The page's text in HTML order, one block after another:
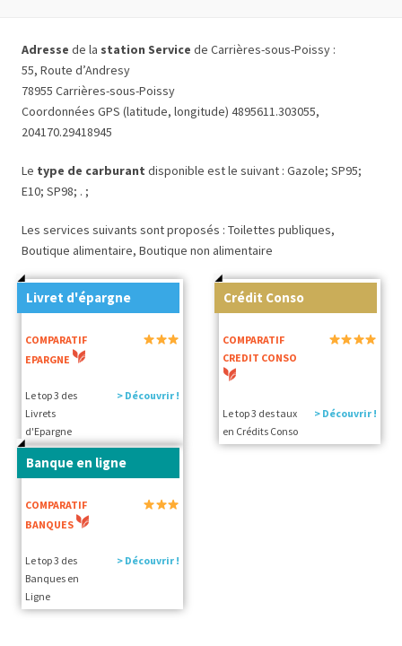
Adresse de la station Service de Carrières-sous-Poissy :
55, Route d’Andresy
78955 Carrières-sous-Poissy
Coordonnées GPS (latitude, longitude) 4895611.303055,
204170.29418945
Le type de carburant disponible est le suivant : Gazole; SP95;
E10; SP98; . ;
Les services suivants sont proposés : Toilettes publiques,
Boutique alimentaire, Boutique non alimentaire
Livret d'épargne
COMPARATIF
EPARGNE
Le top 3 des
Livrets
d'Epargne
> Découvrir !
Crédit Conso
COMPARATIF
CREDIT CONSO
Le top 3 des taux
en Crédits Conso
> Découvrir !
Banque en ligne
COMPARATIF
BANQUES
Le top 3 des
Banques en
Ligne
> Découvrir !